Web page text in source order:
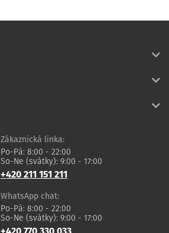
Zákaznická linka:
Po-Pá: 8:00 - 22:00
So-Ne (svátky): 9:00 - 17:00
+420 211 151 211
WhatsApp chat:
Po-Pá: 8:00 - 22:00
So-Ne (svátky): 9:00 - 17:00